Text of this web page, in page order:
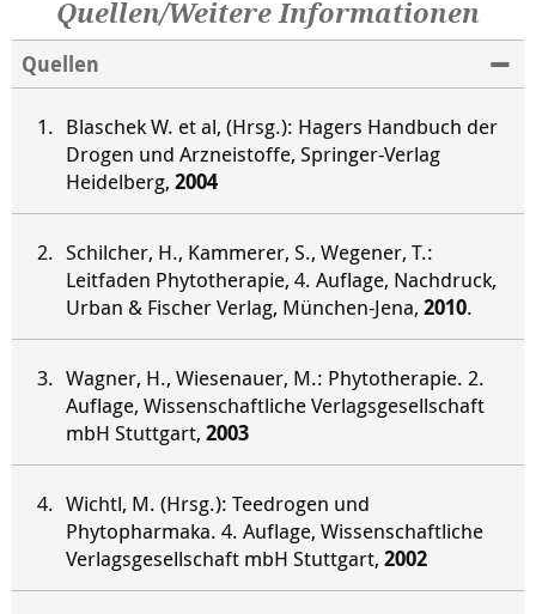
Quellen/Weitere Informationen
Quellen
Blaschek W. et al, (Hrsg.): Hagers Handbuch der
Drogen und Arzneistoffe, Springer-Verlag
Heidelberg, 2004
Schilcher, H., Kammerer, S., Wegener, T.:
Leitfaden Phytotherapie, 4. Auflage, Nachdruck,
Urban & Fischer Verlag, München-Jena, 2010.
Wagner, H., Wiesenauer, M.: Phytotherapie. 2.
Auflage, Wissenschaftliche Verlagsgesellschaft
mbH Stuttgart, 2003
Wichtl, M. (Hrsg.): Teedrogen und
Phytopharmaka. 4. Auflage, Wissenschaftliche
Verlagsgesellschaft mbH Stuttgart, 2002